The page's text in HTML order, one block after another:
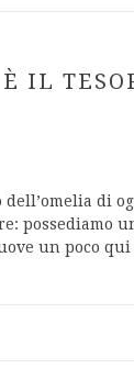
IL
dell’omelia di
possediamo
un poco qui